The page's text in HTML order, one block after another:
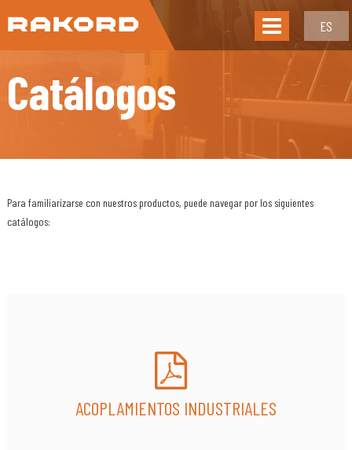
ES
Catálogos
Para familiarizarse con nuestros productos, puede navegar por los siguientes
catálogos:
ACOPLAMIENTOS INDUSTRIALES